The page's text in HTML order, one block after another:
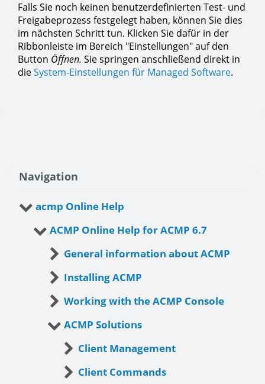
Falls Sie noch keinen benutzerdefinierten Test- und
Freigabeprozess festgelegt haben, können Sie dies
im nächsten Schritt tun. Klicken Sie dafür in der
Ribbonleiste im Bereich "Einstellungen" auf den
Button Öffnen. Sie springen anschließend direkt in
dieSystem-Einstellungen für Managed Software.
Navigation
acmp Online Help
ACMP Online Help for ACMP 6.7
General information about ACMP
Installing ACMP
Working with the ACMP Console
ACMP Solutions
Client Management
Client Commands